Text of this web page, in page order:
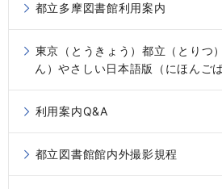
都立多摩図書館利用案内
東京（とうきょう）都立（とりつ
ん）やさしい日本語版（にほんごば
利用案内Q&A
都立図書館館内外撮影規程